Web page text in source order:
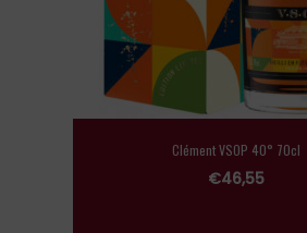
Clément VSOP 40° 70cl
€46,55